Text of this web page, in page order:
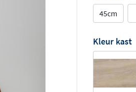
45cm
Kleur kast